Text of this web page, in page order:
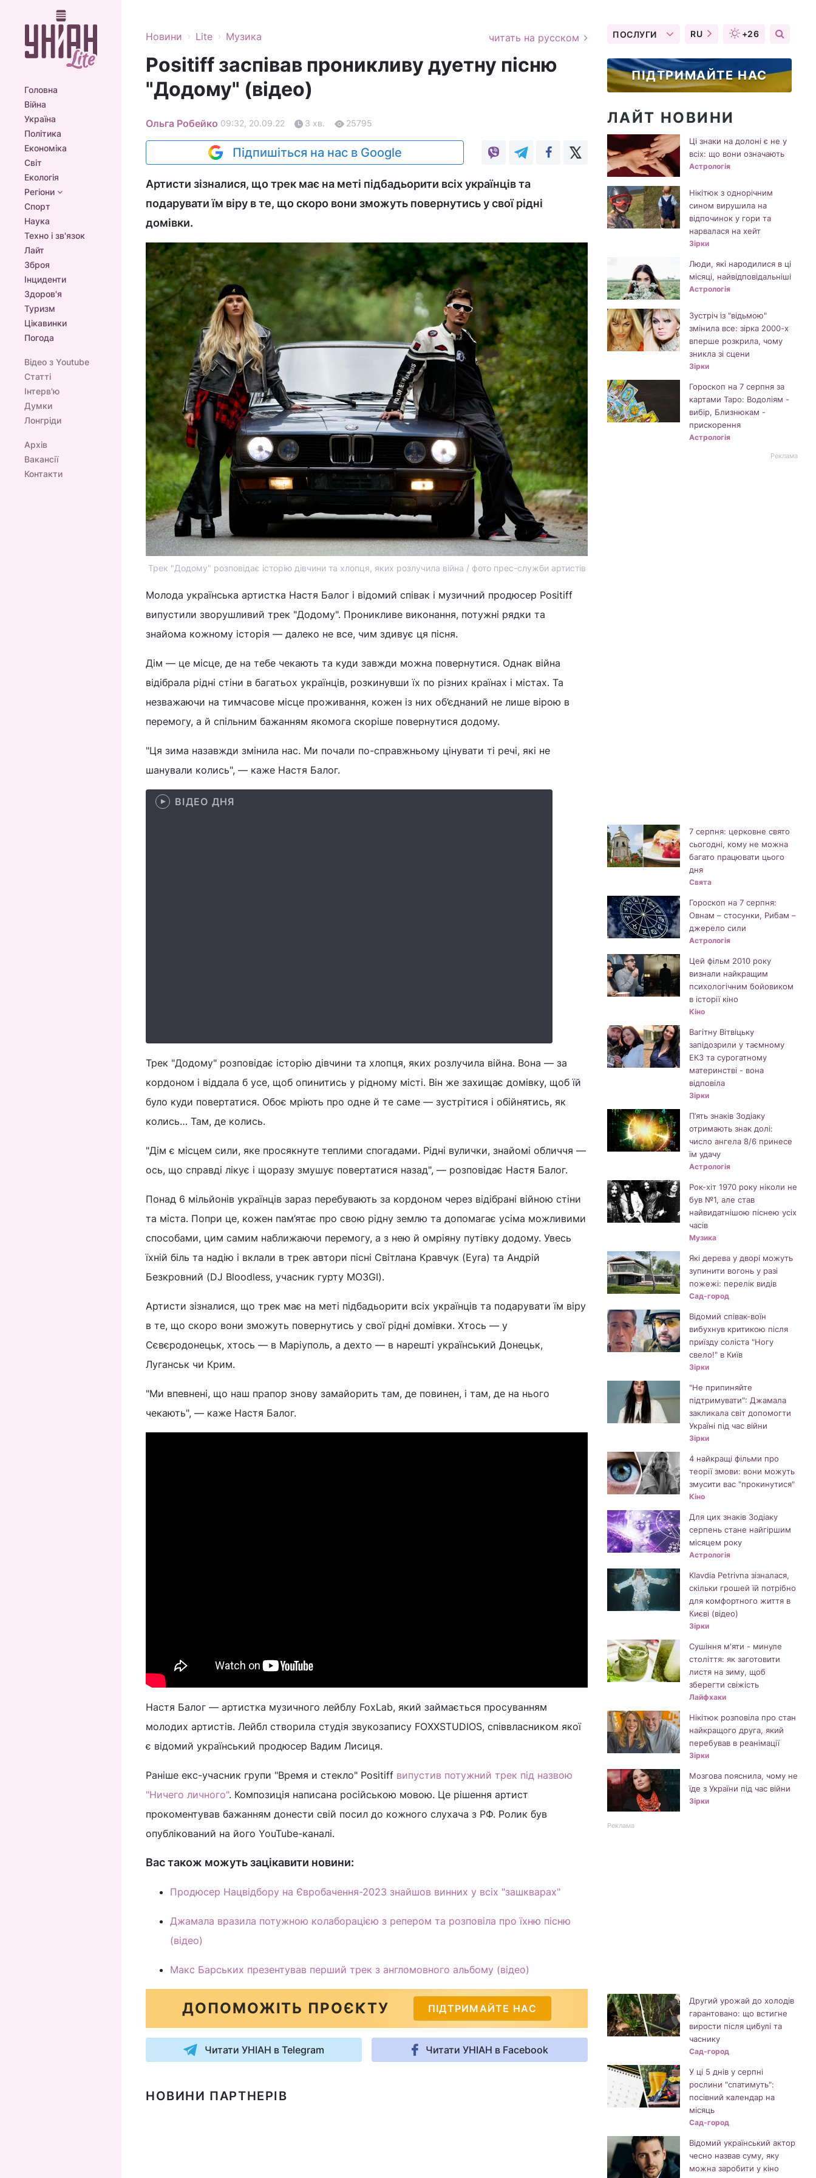
Головна
Війна
Україна
Політика
Економіка
Світ
Екологія
Регіони
Спорт
Наука
Техно і зв'язок
Лайт
Зброя
Інциденти
Здоров'я
Туризм
Цікавинки
Погода
Відео з Youtube
Статті
Інтерв'ю
Думки
Лонгріди
Архів
Вакансії
Контакти
Новини › Lite › Музика читать на русском
Positiff заспівав проникливу дуетну пісню
"Додому" (відео)
Ольга Робейко 09:32, 20.09.22 3 хв. 25795
Підпишіться на нас в Google
Артисти зізналися, що трек має на меті підбадьорити всіх українців та
подарувати їм віру в те, що скоро вони зможуть повернутись у свої рідні
домівки.
Трек "Додому" розповідає історію дівчини та хлопця, яких розлучила війна / фото прес-служби артистів
Молода українська артистка Настя Балог і відомий співак і музичний продюсер Positiff
випустили зворушливий трек "Додому". Проникливе виконання, потужні рядки та
знайома кожному історія — далеко не все, чим здивує ця пісня.
Дім — це місце, де на тебе чекають та куди завжди можна повернутися. Однак війна
відібрала рідні стіни в багатьох українців, розкинувши їх по різних країнах і містах. Та
незважаючи на тимчасове місце проживання, кожен із них об’єднаний не лише вірою в
перемогу, а й спільним бажанням якомога скоріше повернутися додому.
"Ця зима назавжди змінила нас. Ми почали по-справжньому цінувати ті речі, які не
шанували колись", — каже Настя Балог.
ВІДЕО ДНЯ
Трек "Додому" розповідає історію дівчини та хлопця, яких розлучила війна. Вона — за
кордоном і віддала б усе, щоб опинитись у рідному місті. Він же захищає домівку, щоб їй
було куди повертатися. Обоє мріють про одне й те саме — зустрітися і обійнятись, як
колись… Там, де колись.
"Дім є місцем сили, яке просякнуте теплими спогадами. Рідні вулички, знайомі обличчя —
ось, що справді лікує і щоразу змушує повертатися назад", — розповідає Настя Балог.
Понад 6 мільйонів українців зараз перебувають за кордоном через відібрані війною стіни
та міста. Попри це, кожен пам’ятає про свою рідну землю та допомагає усіма можливими
способами, цим самим наближаючи перемогу, а з нею й омріяну путівку додому. Увесь
їхній біль та надію і вклали в трек автори пісні Світлана Кравчук (Eyra) та Андрій
Безкровний (DJ Bloodless, учасник гурту MOЗGI).
Артисти зізналися, що трек має на меті підбадьорити всіх українців та подарувати їм віру
в те, що скоро вони зможуть повернутись у свої рідні домівки. Хтось — у
Сєвєродонецьк, хтось — в Маріуполь, а дехто — в нарешті український Донецьк,
Луганськ чи Крим.
"Ми впевнені, що наш прапор знову замайорить там, де повинен, і там, де на нього
чекають", — каже Настя Балог.
Настя Балог — артистка музичного лейблу FoxLab, який займається просуванням
молодих артистів. Лейбл створила студія звукозапису FOXXSTUDIOS, співвласником якої
є відомий український продюсер Вадим Лисиця.
Раніше екс-учасник групи "Время и стекло" Positiff випустив потужний трек під назвою
"Ничего личного". Композиція написана російською мовою. Це рішення артист
прокоментував бажанням донести свій посил до кожного слухача з РФ. Ролик був
опублікований на його YouTube-каналі.
Вас також можуть зацікавити новини:
Продюсер Нацвідбору на Євробачення-2023 знайшов винних у всіх "зашкварах"
Джамала вразила потужною колаборацією з репером та розповіла про їхню пісню
(відео)
Макс Барських презентував перший трек з англомовного альбому (відео)
ДОПОМОЖІТЬ ПРОЄКТУ ПІДТРИМАЙТЕ НАС
Читати УНІАН в Telegram Читати УНІАН в Facebook
НОВИНИ ПАРТНЕРІВ
ПОСЛУГИ RU +26
ПІДТРИМАЙТЕ НАС
ЛАЙТ НОВИНИ
Ці знаки на долоні є не у
всіх: що вони означають
Астрологія
Нікітюк з однорічним
сином вирушила на
відпочинок у гори та
нарвалася на хейт
Зірки
Люди, які народилися в ці
місяці, найвідповідальніші
Астрологія
Зустріч із "відьмою"
змінила все: зірка 2000-х
вперше розкрила, чому
зникла зі сцени
Зірки
Гороскоп на 7 серпня за
картами Таро: Водоліям -
вибір, Близнюкам -
прискорення
Астрологія
Реклама
7 серпня: церковне свято
сьогодні, кому не можна
багато працювати цього
дня
Свята
Гороскоп на 7 серпня:
Овнам – стосунки, Рибам –
джерело сили
Астрологія
Цей фільм 2010 року
визнали найкращим
психологічним бойовиком
в історії кіно
Кіно
Вагітну Вітвіцьку
запідозрили у таємному
ЕКЗ та сурогатному
материнстві - вона
відповіла
Зірки
П’ять знаків Зодіаку
отримають знак долі:
число ангела 8/6 принесе
їм удачу
Астрологія
Рок-хіт 1970 року ніколи не
був №1, але став
найвидатнішою піснею усіх
часів
Музика
Які дерева у дворі можуть
зупинити вогонь у разі
пожежі: перелік видів
Сад-город
Відомий співак-воїн
вибухнув критикою після
приїзду соліста "Ногу
свело!" в Київ
Зірки
"Не припиняйте
підтримувати": Джамала
закликала світ допомогти
Україні під час війни
Зірки
4 найкращі фільми про
теорії змови: вони можуть
змусити вас "прокинутися"
Кіно
Для цих знаків Зодіаку
серпень стане найгіршим
місяцем року
Астрологія
Klavdia Petrivna зізналася,
скільки грошей їй потрібно
для комфортного життя в
Києві (відео)
Зірки
Сушіння м'яти - минуле
століття: як заготовити
листя на зиму, щоб
зберегти свіжість
Лайфхаки
Нікітюк розповіла про стан
найкращого друга, який
перебував в реанімації
Зірки
Мозгова пояснила, чому не
їде з України під час війни
Зірки
Реклама
Другий урожай до холодів
гарантовано: що встигне
вирости після цибулі та
часнику
Сад-город
У ці 5 днів у серпні
рослини "спатимуть":
посівний календар на
місяць
Сад-город
Відомий український актор
чесно назвав суму, яку
можна заробити у кіно